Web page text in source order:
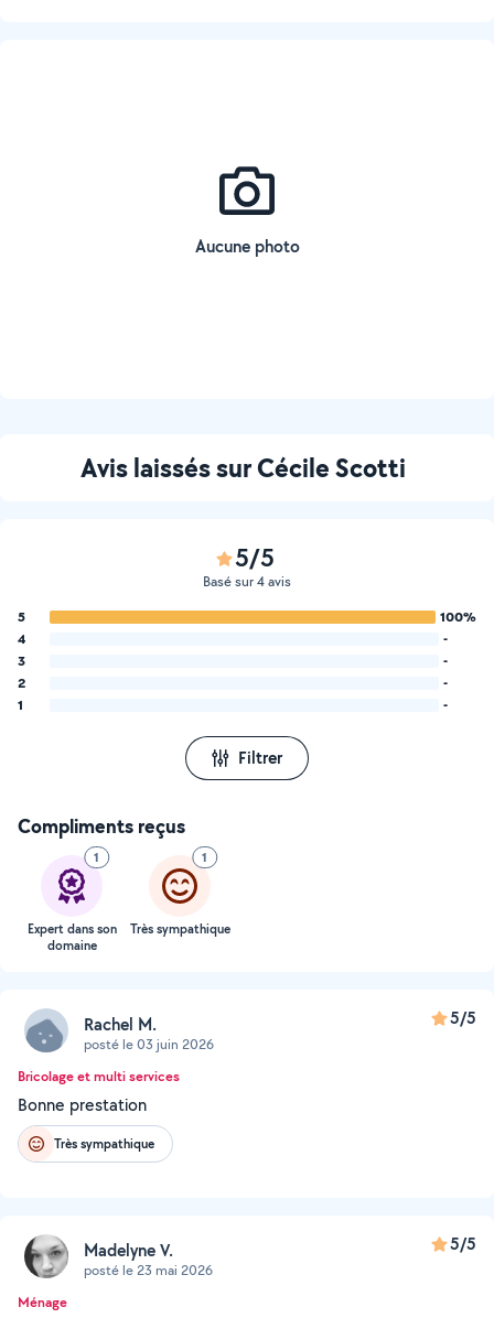
Aucune photo
Avis laissés sur Cécile Scotti
5/5
Basé sur 4 avis
5
100%
4
-
3
-
2
-
1
-
Filtrer
Compliments reçus
1
Expert dans son
domaine
1
Très sympathique
Rachel M.
posté le 03 juin 2026
5/5
Bricolage et multi services
Bonne prestation
Très sympathique
Madelyne V.
posté le 23 mai 2026
5/5
Ménage